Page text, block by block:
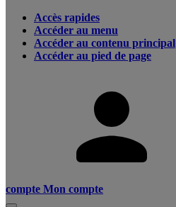
Accès rapides
Accéder au menu
Accéder au contenu principal
Accéder au pied de page
compte Mon compte